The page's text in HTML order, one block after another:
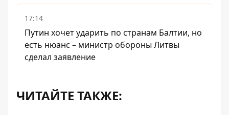
17:14
Путин хочет ударить по странам Балтии, но
есть нюанс – министр обороны Литвы
сделал заявление
ЧИТАЙТЕ ТАКЖЕ: